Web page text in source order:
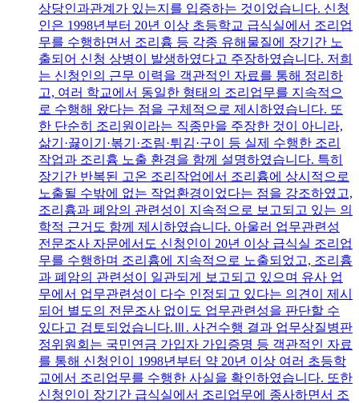
상당인과관계가 있는지를 입증하는 것이었습니다. 신청
인은 1998년부터 20년 이상 초등학교 급식실에서 조리업
무를 수행하면서 조리흄 등 각종 유해물질에 장기간 노
출되어 신청 상병이 발생하였다고 주장하였습니다. 저희
는 신청인의 근무 이력을 객관적인 자료를 통해 정리하
고, 여러 학교에서 동일한 형태의 조리업무를 지속적으
로 수행해 왔다는 점을 구체적으로 제시하였습니다. 또
한 단순히 조리원이라는 직종만을 주장한 것이 아니라,
삶기·끓이기·볶기·조림·튀김·구이 등 실제 수행한 조리
작업과 조리흄 노출 환경을 함께 설명하였습니다. 특히
장기간 반복된 고온 조리작업에서 조리흄에 상시적으로
노출될 수밖에 없는 작업환경이었다는 점을 강조하였고,
조리흄과 폐암의 관련성이 지속적으로 보고되고 있는 의
학적 근거도 함께 제시하였습니다. 아울러 업무관련성
전문조사 자문에서도 신청인이 20년 이상 급식실 조리업
무를 수행하며 조리흄에 지속적으로 노출되었고, 조리흄
과 폐암의 관련성이 일관되게 보고되고 있으며 유사 업
무에서 업무관련성이 다수 인정되고 있다는 의견이 제시
되어 별도의 전문조사 없이도 업무관련성을 판단할 수
있다고 검토되었습니다.Ⅲ. 사건수행 결과 업무상질병판
정위원회는 국민연금 가입자 가입증명 등 객관적인 자료
를 통해 신청인이 1998년부터 약 20년 이상 여러 초등학
교에서 조리업무를 수행한 사실을 확인하였습니다. 또한
신청인이 장기간 급식실에서 조리업무에 종사하면서 조